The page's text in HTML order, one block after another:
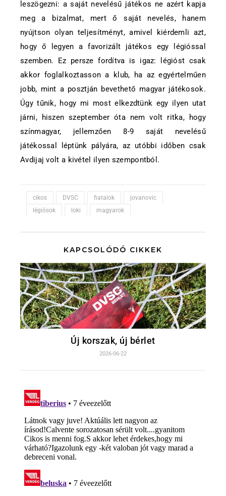
leszögezni: a saját nevelésű játékos ne azért kapja
meg a bizalmat, mert ő saját nevelés, hanem
nyújtson olyan teljesítményt, amivel kiérdemli azt,
hogy ő legyen a favorizált játékos egy légióssal
szemben. Ez persze fordítva is igaz: légióst csak
akkor foglalkoztasson a klub, ha az egyértelműen
jobb, mint a posztján bevethető magyar játékosok.
Úgy tűnik, hogy mi most elkezdtünk egy ilyen utat
járni, hiszen szeptember óta nem volt ritka, hogy
színmagyar, jellemzően 8-9 saját nevelésű
játékossal léptünk pályára, az utóbbi időben csak
Avdijaj volt a kivétel ilyen szempontból.
cikos DVSC fiatalok
jovanovic
légiósok
loki magyarok
KAPCSOLÓDÓ CIKKEK
Új korszak, új bérlet
2026-06-22